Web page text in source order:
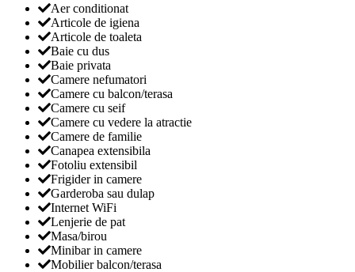
Aer conditionat
Articole de igiena
Articole de toaleta
Baie cu dus
Baie privata
Camere nefumatori
Camere cu balcon/terasa
Camere cu seif
Camere cu vedere la atractie
Camere de familie
Canapea extensibila
Fotoliu extensibil
Frigider in camere
Garderoba sau dulap
Internet WiFi
Lenjerie de pat
Masa/birou
Minibar in camere
Mobilier balcon/terasa